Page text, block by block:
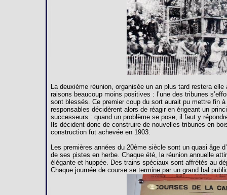
La deuxième réunion, organisée un an plus tard restera
raisons beaucoup moins positives : l’une des tribunes
sont blessés. Ce premier coup du sort aurait pu mettre fin à
responsables décidèrent alors de réagir en érigeant un
successeurs : quand un problème se pose, il faut y
Ils décident donc de construire de nouvelles tribunes en
construction fut achevée en 1903.
Les premières années du 20ème siècle sont un quasi âge
de ses pistes en herbe. Chaque été, la réunion annuelle
élégante et huppée. Des trains spéciaux sont affrétés au
Chaque journée de course se termine par un grand bal